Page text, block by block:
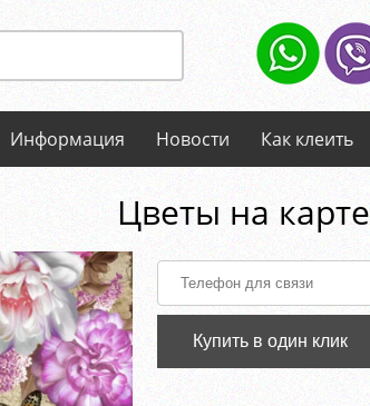
Информация Новости Как клеить
Цветы на карте
Купить в один клик